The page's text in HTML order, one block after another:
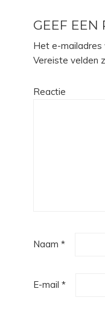
GEEF EEN
Het e-mailadres
Vereiste velden
Reactie
Naam *
E-mail *